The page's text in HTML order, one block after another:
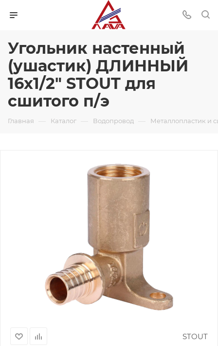
Угольник настенный
(ушастик) ДЛИННЫЙ
16х1/2" STOUT для
сшитого п/э
Главная — Каталог — Водопровод — Металлопластик и
STOUT